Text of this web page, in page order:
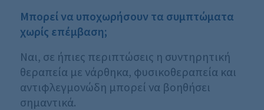
Μπορεί να υποχωρήσουν τα συμπτώματα
χωρίς επέμβαση;
Ναι, σε ήπιες περιπτώσεις η συντηρητική
θεραπεία με νάρθηκα, φυσικοθεραπεία και
αντιφλεγμονώδη μπορεί να βοηθήσει
σημαντικά.